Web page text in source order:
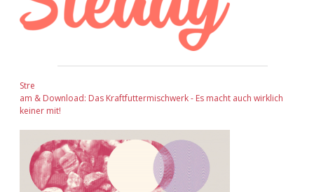
Stre
am & Download: Das Kraftfuttermischwerk - Es macht auch wirklich
keiner mit!